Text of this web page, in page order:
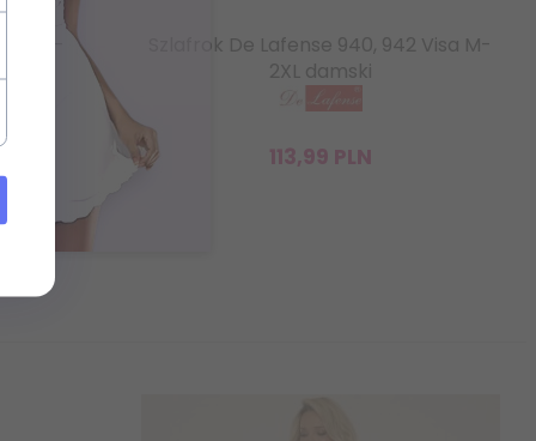
Szlafrok De Lafense 940, 942 Visa M-
2XL damski
113,99 PLN